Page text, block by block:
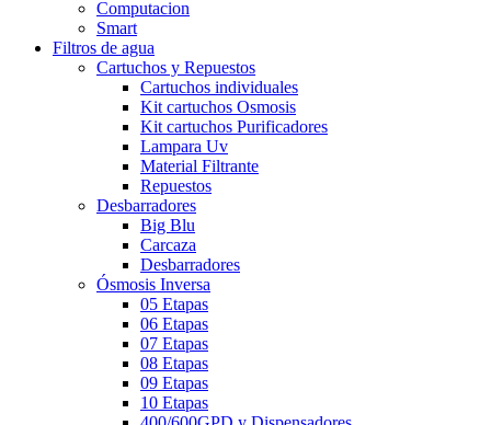
Computacion
Smart
Filtros de agua
Cartuchos y Repuestos
Cartuchos individuales
Kit cartuchos Osmosis
Kit cartuchos Purificadores
Lampara Uv
Material Filtrante
Repuestos
Desbarradores
Big Blu
Carcaza
Desbarradores
Ósmosis Inversa
05 Etapas
06 Etapas
07 Etapas
08 Etapas
09 Etapas
10 Etapas